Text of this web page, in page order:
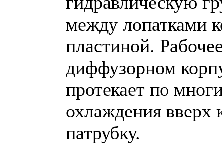
между лопатками
пластиной.
диффузорном
протекает по
охлаждения вверх
патрубку.